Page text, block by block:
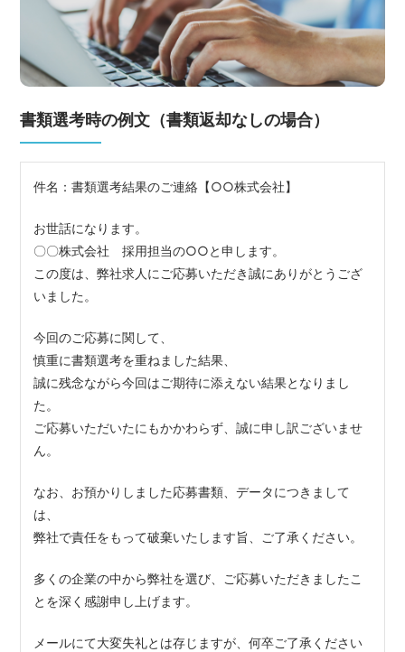
書類選考時の例文（書類返却なしの場合）
件名：書類選考結果のご連絡【○○株式会社】
お世話になります。
〇〇株式会社 採用担当の○○と申します。
この度は、弊社求人にご応募いただき誠にありがとうござ
いました。
今回のご応募に関して、
慎重に書類選考を重ねました結果、
誠に残念ながら今回はご期待に添えない結果となりまし
た。
ご応募いただいたにもかかわらず、誠に申し訳ございませ
ん。
なお、お預かりしました応募書類、データにつきまして
は、
弊社で責任をもって破棄いたします旨、ご了承ください。
多くの企業の中から弊社を選び、ご応募いただきましたこ
とを深く感謝申し上げます。
メールにて大変失礼とは存じますが、何卒ご了承ください